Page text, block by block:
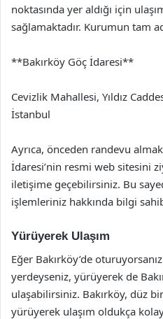
noktasında yer aldığı için
sağlamaktadır. Kurumun tam
**Bakırköy Göç İdaresi**
Cevizlik Mahallesi, Yıldız
İstanbul
Ayrıca, önceden randevu
İdaresi’nin resmi web sitesini
iletişime geçebilirsiniz. Bu
işlemleriniz hakkında bilgi
Yürüyerek Ulaşım
Eğer Bakırköy’de
yerdeyseniz, yürüyerek de
ulaşabilirsiniz. Bakırköy, düz
yürüyerek ulaşım oldukça